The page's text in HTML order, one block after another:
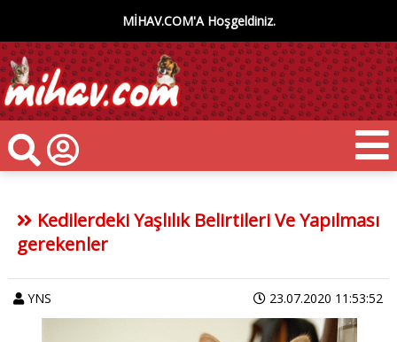
MİHAV.COM'A Hoşgeldiniz.
Kedilerdeki Yaşlılık Belirtileri Ve Yapılması
gerekenler
YNS 23.07.2020 11:53:52